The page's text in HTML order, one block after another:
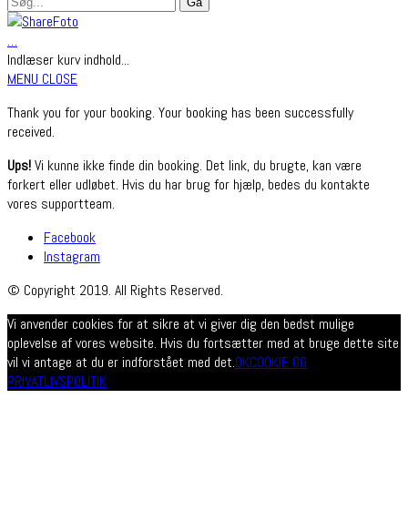
…
Indlæser kurv indhold...
MENU CLOSE
Thank you for your booking. Your booking has been successfully
received.
Ups!Vi kunne ikke finde din booking. Det link, du brugte, kan være
forkert eller udløbet. Hvis du har brug for hjælp, bedes du kontakte
vores supportteam.
Facebook
Instagram
© Copyright 2019. All Rights Reserved.
Vi anvender cookies for at sikre at vi giver dig den bedst mulige
oplevelse af vores website. Hvis du fortsætter med at bruge dette site
vil vi antage at du er indforstået med det.OKCOOKIE OG
PRIVATLIVSPOLITIK